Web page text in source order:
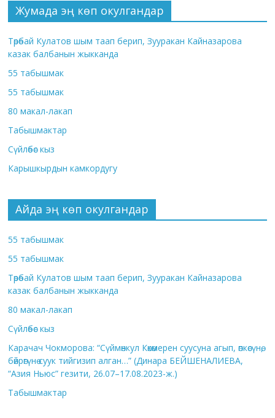
Жумада эң көп окулгандар
Төрөбай Кулатов шым таап берип, Зууракан Кайназарова
казак балбанын жыкканда
55 табышмак
55 табышмак
80 макал-лакап
Табышмактар
Сүйлөбөс кыз
Карышкырдын камкордугу
Айда эң көп окулгандар
55 табышмак
55 табышмак
Төрөбай Кулатов шым таап берип, Зууракан Кайназарова
казак балбанын жыкканда
80 макал-лакап
Сүйлөбөс кыз
Карачач Чокморова: “Сүймөнкул Көкөмерен суусуна агып, өпкөсүнө,
бөйрөгүнө суук тийгизип алган…” (Динара БЕЙШЕНАЛИЕВА,
“Азия Ньюс” гезити, 26.07–17.08.2023-ж.)
Табышмактар